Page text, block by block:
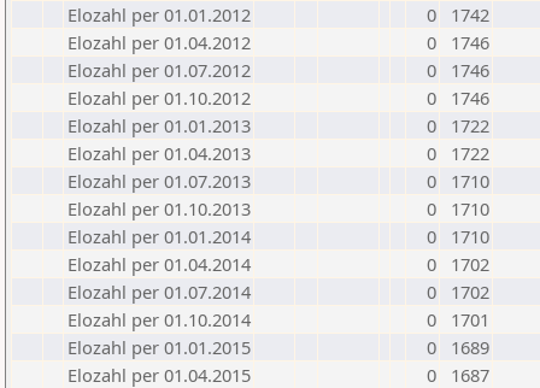
Elozahl per 01.01.2012
0
1742
Elozahl per 01.04.2012
0
1746
Elozahl per 01.07.2012
0
1746
Elozahl per 01.10.2012
0
1746
Elozahl per 01.01.2013
0
1722
Elozahl per 01.04.2013
0
1722
Elozahl per 01.07.2013
0
1710
Elozahl per 01.10.2013
0
1710
Elozahl per 01.01.2014
0
1710
Elozahl per 01.04.2014
0
1702
Elozahl per 01.07.2014
0
1702
Elozahl per 01.10.2014
0
1701
Elozahl per 01.01.2015
0
1689
Elozahl per 01.04.2015
0
1687